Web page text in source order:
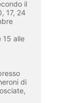
il
17, 24
15 alle
di